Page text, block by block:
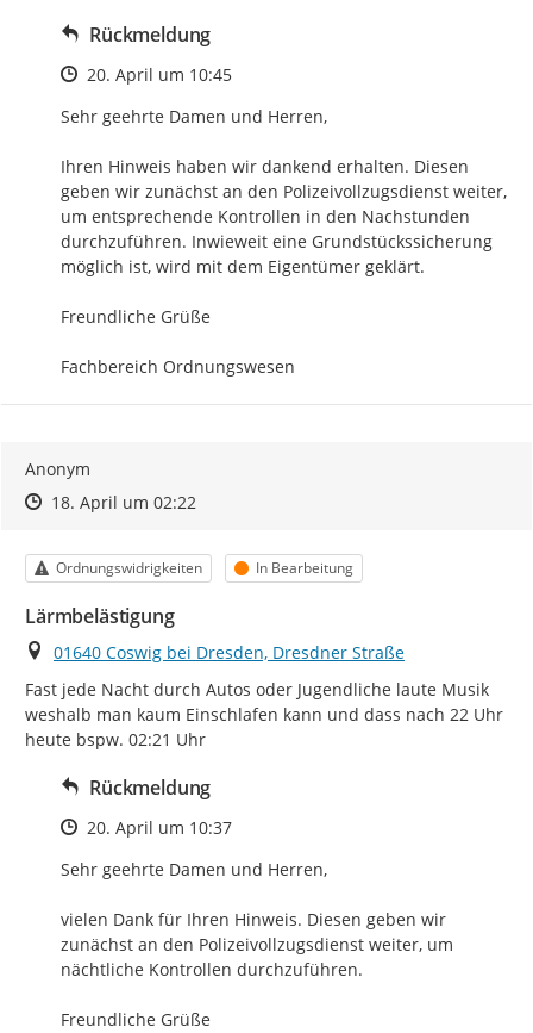
Rückmeldung
Zeitpunkt des Erstellens
20. April um 10:45
Sehr geehrte Damen und Herren,
Ihren Hinweis haben wir dankend erhalten. Diesen
geben wir zunächst an den Polizeivollzugsdienst weiter,
um entsprechende Kontrollen in den Nachstunden
durchzuführen. Inwieweit eine Grundstückssicherung
möglich ist, wird mit dem Eigentümer geklärt.
Freundliche Grüße
Fachbereich Ordnungswesen
Anonym
Zeitpunkt des Erstellens
Zeitpunkt des Erstellens
18. April um 02:22Zur Äußerung
Kategorie
Ordnungswidrigkeiten Status
In Bearbeitung
Lärmbelästigung
Ort
01640 Coswig bei Dresden, Dresdner Straße
Fast jede Nacht durch Autos oder Jugendliche laute Musik
weshalb man kaum Einschlafen kann und dass nach 22 Uhr
heute bspw. 02:21 Uhr
Rückmeldung
Zeitpunkt des Erstellens
20. April um 10:37
Sehr geehrte Damen und Herren,
vielen Dank für Ihren Hinweis. Diesen geben wir
zunächst an den Polizeivollzugsdienst weiter, um
nächtliche Kontrollen durchzuführen.
Freundliche Grüße